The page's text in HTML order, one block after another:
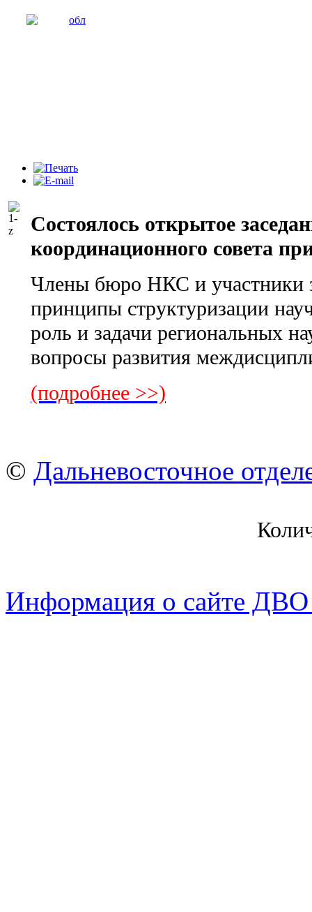
Cостоялось открытое
координационного совета
Члены бюро НКС и участники
принципы структуризации
роль и задачи региональных
вопросы развития
(подробнее >>)
© Дальневосточное
Информация о сайте